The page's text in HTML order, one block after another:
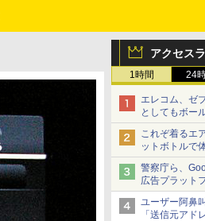
アクセス
1時間 24
エレコム、ゼ
としてもボー
スツーウェイ
えずに書き込
これぞ着るエ
ットボトルで
ードバイクに
ど！その14】
警察庁ら、
広告プラット
広告」対策強
使った投資詐
ユーザー阿鼻
「送信元アド